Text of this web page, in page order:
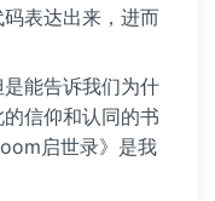
表达出来，进而
能告诉我们为什
信仰和认同的书
启世录》是我